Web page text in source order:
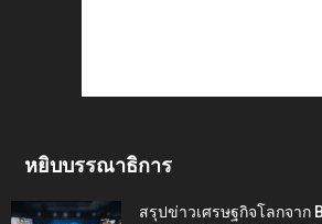
หยิบบรรณาธิการ
สรุปข่าวเศรษฐกิจโลกจาก